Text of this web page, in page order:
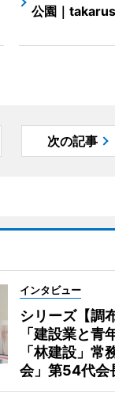
公園｜
次の記事
インタビュー
シリーズ【調
「建設業と青
「林建設」
会」第54代